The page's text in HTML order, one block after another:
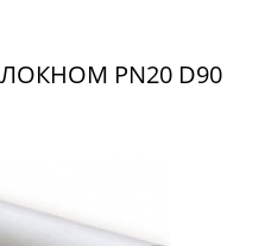
PN20 D90